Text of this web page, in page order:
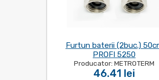
Furtun baterii (2buc.)
PROFI 5250
Producator: METROTERM
46.41 lei